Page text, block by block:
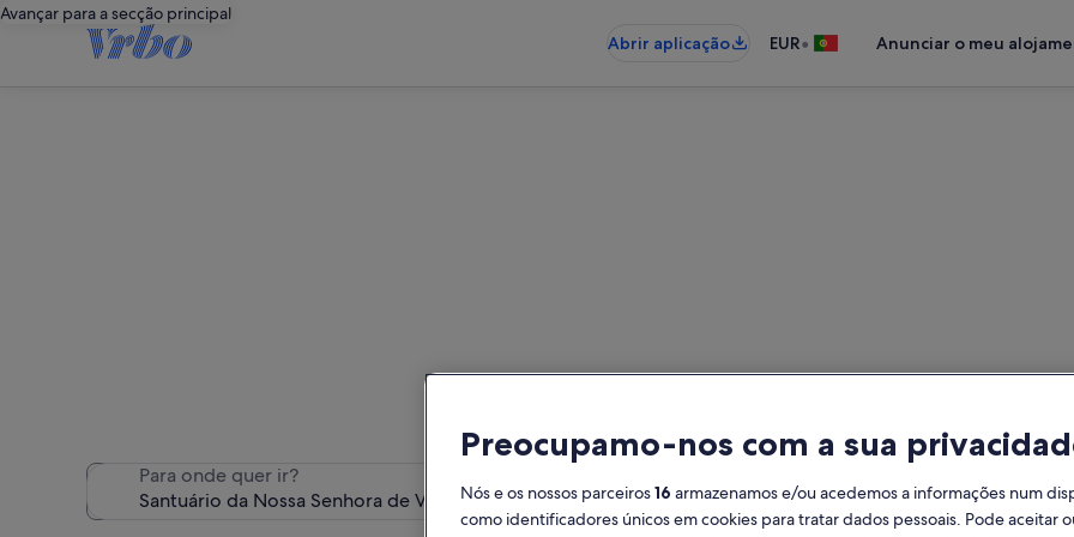
Avançar para a secção principal
Abrir aplicação
EUR• Anunciar o meu
Alojamentos de férias perto de Santuário da
Para onde quer ir?
2
Preocupamo-nos com a sua
Nós e os nossos parceiros16 armazenamos e/ou acedemos a informações num
como identificadores únicos em cookies para tratar dados pessoais. Pode aceitar